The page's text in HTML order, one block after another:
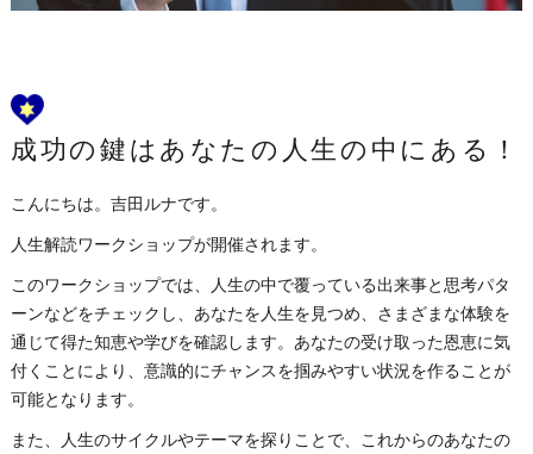
成功の鍵はあなたの人生の中にある！
こんにちは。吉田ルナです。
人生解読ワークショップが開催されます。
このワークショップでは、人生の中で覆っている出来事と思考パタ
ーンなどをチェックし、あなたを人生を見つめ、さまざまな体験を
通じて得た知恵や学びを確認します。あなたの受け取った恩恵に気
付くことにより、意識的にチャンスを掴みやすい状況を作ることが
可能となります。
また、人生のサイクルやテーマを探りことで、これからのあなたの